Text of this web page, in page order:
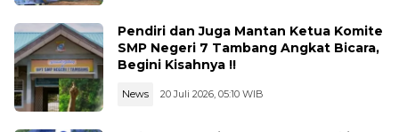
Pendiri dan Juga Mantan Ketua Komite
SMP Negeri 7 Tambang Angkat Bicara,
Begini Kisahnya !!
News 20 Juli 2026, 05:10 WIB